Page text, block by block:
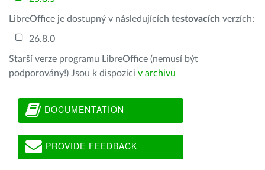
LibreOffice je dostupný v následujících testovacích verzích:
26.8.0
Starší verze programu LibreOffice (nemusí být
podporovány!) Jsou k dispozici v archivu
DOCUMENTATION
PROVIDE FEEDBACK